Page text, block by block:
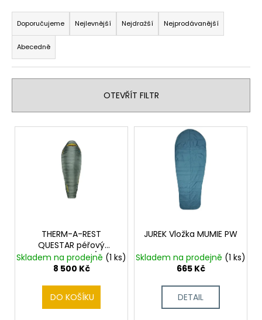
Ř
a
z
e
n
r
o
Doporučujeme Nejlevnější Nejdražší Nejprodávanější
Abecedně
OTEVŘÍT FILTR
V
d
THERM-A-REST
QUESTAR péřový
spacák reg. 20F/-6C
Skladem na prodejně (1 ks)
8 500 Kč
DO KOŠÍKU
JUREK Vložka MUMIE PW
Skladem na prodejně (1 ks)
665 Kč
DETAIL
HLEDAT
D
p